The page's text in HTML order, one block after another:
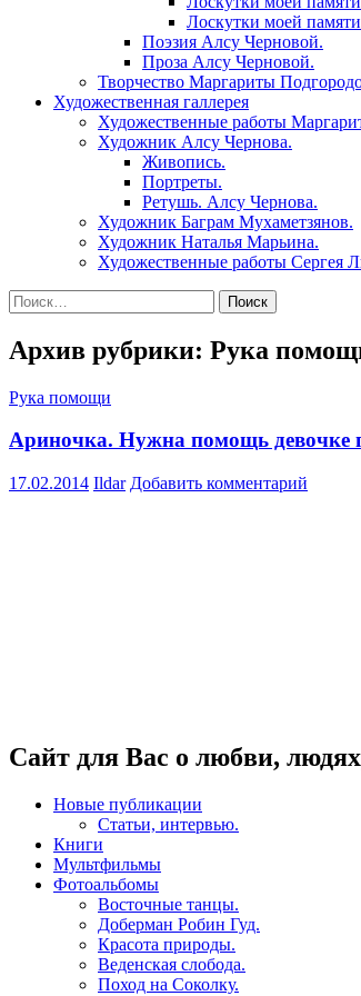
Лоскутки моей
Поэзия Алсу Черновой.
Проза Алсу Черновой.
Творчество Маргариты
Художественная галлерея
Художественные работы
Художник Алсу Чернова.
Живопись.
Портреты.
Ретушь. Алсу Чернова.
Художник Баграм Мухаметзянов.
Художник Наталья Марьина.
Художественные работы Сергея
Найти:
Архив рубрики: Рука
Рука помощи
Ариночка. Нужна помощь девочке
17.02.2014 Ildar Добавить комментарий
Сайт для Вас о любви,
Новые публикации
Статьи, интервью.
Книги
Мультфильмы
Фотоальбомы
Восточные танцы.
Доберман Робин Гуд.
Красота природы.
Веденская слобода.
Поход на Соколку.